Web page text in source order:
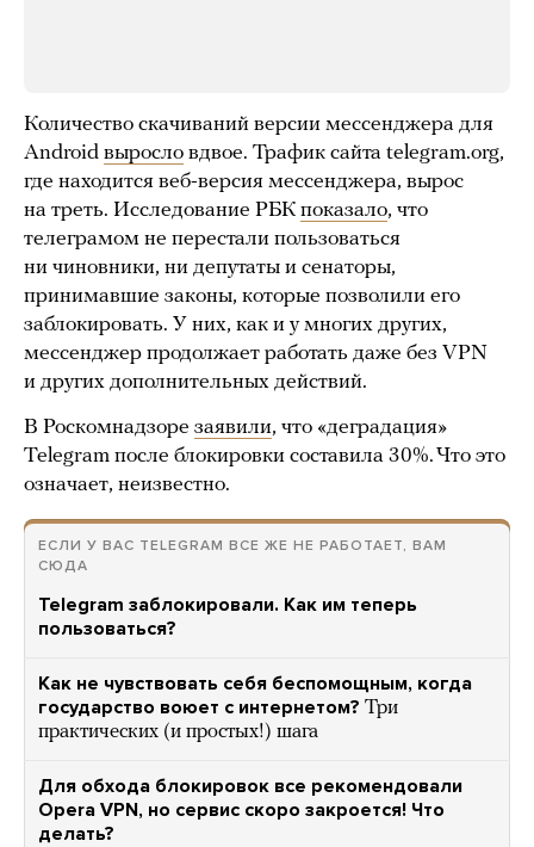
Количество скачиваний версии мессенджера для
Android выросло вдвое. Трафик сайта telegram.org,
где находится веб-версия мессенджера, вырос
на треть. Исследование РБК показало, что
телеграмом не перестали пользоваться
ни чиновники, ни депутаты и сенаторы,
принимавшие законы, которые позволили его
заблокировать. У них, как и у многих других,
мессенджер продолжает работать даже без VPN
и других дополнительных действий.
В Роскомнадзоре заявили, что «деградация»
Telegram после блокировки составила 30%. Что это
означает, неизвестно.
ЕСЛИ У ВАС TELEGRAM ВСЕ ЖЕ НЕ РАБОТАЕТ, ВАМ
СЮДА
Telegram заблокировали. Как им теперь
пользоваться?
Как не чувствовать себя беспомощным, когда
государство воюет с интернетом? Три
практических (и простых!) шага
Для обхода блокировок все рекомендовали
Opera VPN, но сервис скоро закроется! Что
делать?